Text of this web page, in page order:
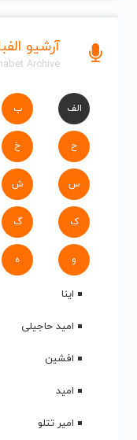
آرشیو
Archive
الف ب
ح خ
س ش
ک گ
و ه
اینا
امید حاجیلی
افشین
امید
امیر تتلو